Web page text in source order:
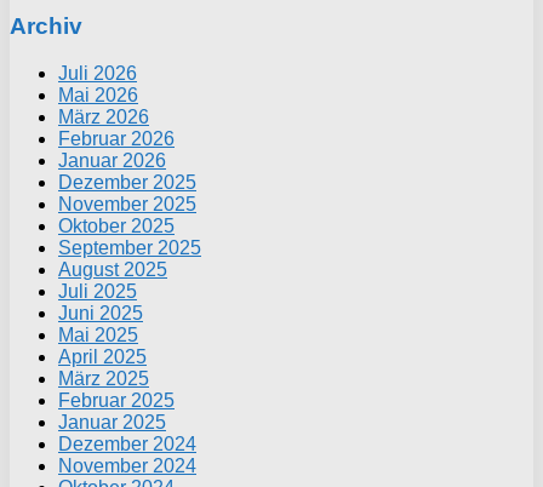
Archiv
Juli 2026
Mai 2026
März 2026
Februar 2026
Januar 2026
Dezember 2025
November 2025
Oktober 2025
September 2025
August 2025
Juli 2025
Juni 2025
Mai 2025
April 2025
März 2025
Februar 2025
Januar 2025
Dezember 2024
November 2024